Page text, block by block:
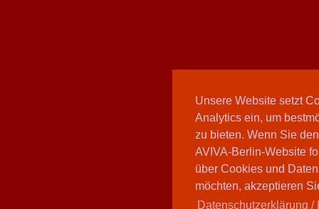
Unsere Website setzt
Analytics ein, um
zu bieten. Wenn Sie
AVIVA-Berlin-Website
über Cookies und
möchten, akzeptieren
Datenschutzerklärung /